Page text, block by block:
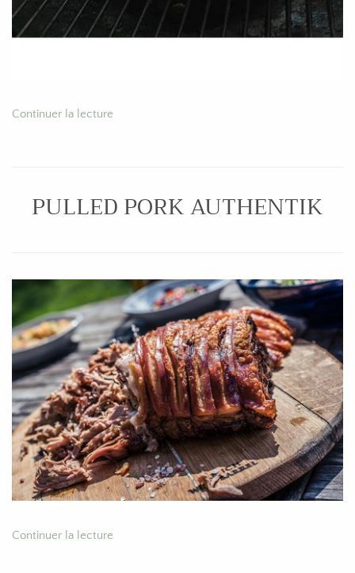
Continuer la lecture
PULLED PORK AUTHENTIK
Continuer la lecture